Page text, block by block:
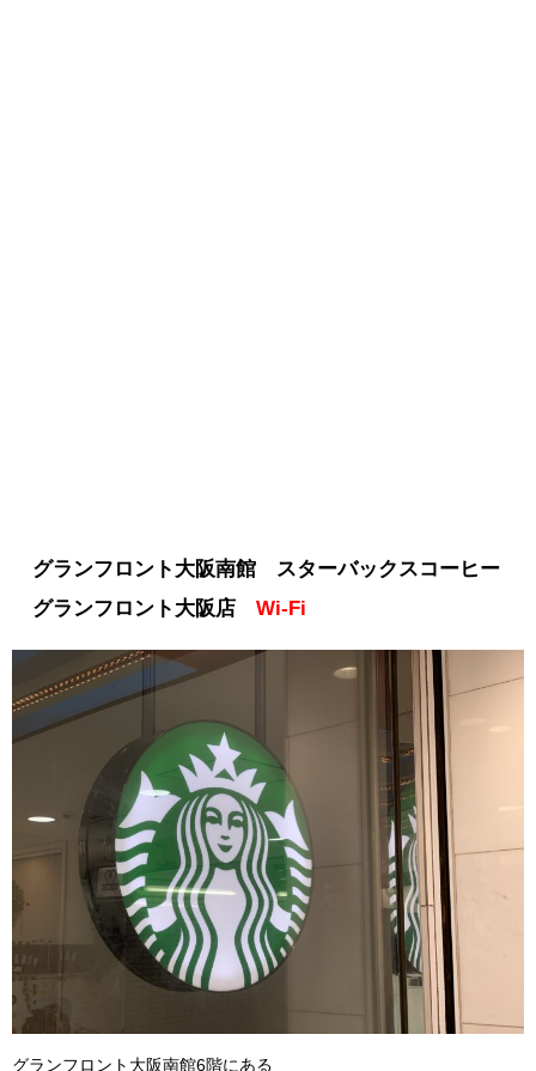
グランフロント大阪南館 スターバックスコーヒー
グランフロント大阪店 Wi-Fi
グランフロント大阪南館6階にある